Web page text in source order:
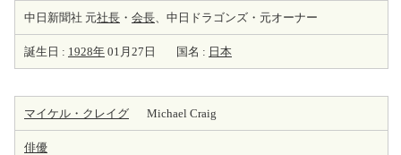
中日新聞社 元社長 ・ 会長、中日ドラゴンズ・元オーナー
誕生日 : 1928年 01月27日 国名 : 日本
マイケル・クレイグ Michael Craig
俳優